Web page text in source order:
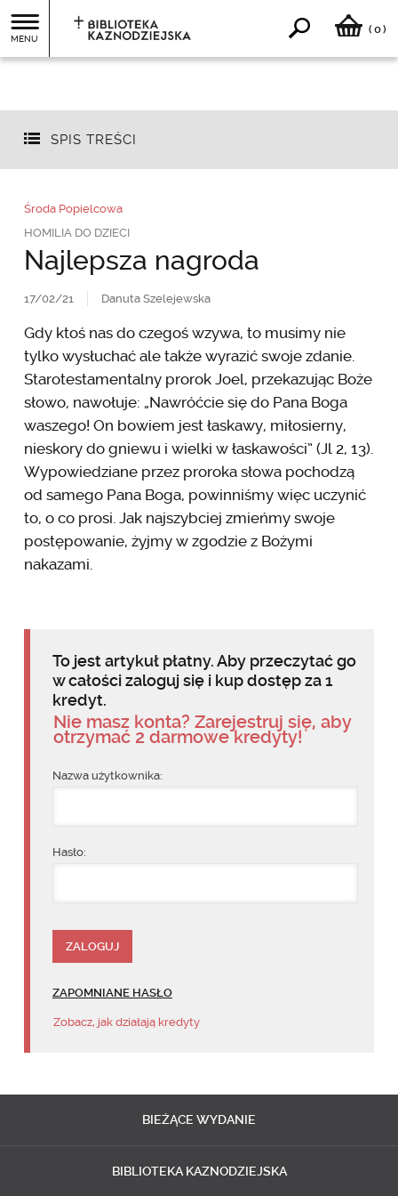
MENU
( 0)
SPIS TREŚCI
Środa Popielcowa
HOMILIA DO DZIECI
Najlepsza nagroda
17/02/21 Danuta Szelejewska
Gdy ktoś nas do czegoś wzywa, to musimy nie
tylko wysłuchać ale także wyrazić swoje zdanie.
Starotestamentalny prorok Joel, przekazując Boże
słowo, nawołuje: „Nawróćcie się do Pana Boga
waszego! On bowiem jest łaskawy, miłosierny,
nieskory do gniewu i wielki w łaskawości” (Jl 2, 13).
Wypowiedziane przez proroka słowa pochodzą
od samego Pana Boga, powinniśmy więc uczynić
to, o co prosi. Jak najszybciej zmieńmy swoje
postępowanie, żyjmy w zgodzie z Bożymi
nakazami.
To jest artykuł płatny. Aby przeczytać go
w całości zaloguj się i kup dostęp za 1
kredyt.
Nie masz konta? Zarejestruj się, aby
otrzymać 2 darmowe kredyty!
Nazwa użytkownika:
Hasło:
ZAPOMNIANE HASŁO
Zobacz, jak działają kredyty
BIEŻĄCE WYDANIE
BIBLIOTEKA KAZNODZIEJSKA